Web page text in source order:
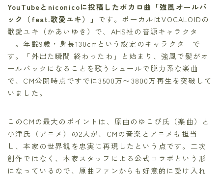
YouTubeとniconicoに投稿したボカロ曲「強風オールバ
ック（feat.歌愛ユキ）」 です。ボーカルはVOCALOIDの
歌愛ユキ（かあいゆき）で、AHS社の音源キャラクタ
ー。年齢9歳・身長130cmという設定のキャラクターで
す。「外出た瞬間 終わったわ」と始まり、強風で髪がオ
ールバックになることを歌うシュールで脱力系な楽曲
で、CM公開時点ですでに3500万〜3800万再生を突破して
いました。
このCMの最大のポイントは、原曲のゆこぴ氏（楽曲）と
小津氏（アニメ）の2人が、CMの音楽とアニメも担当
し、本家の世界観を忠実に再現したという点です。二次
創作ではなく、本家スタッフによる公式コラボという形
になっているので、原曲ファンからも好意的に受け入れ